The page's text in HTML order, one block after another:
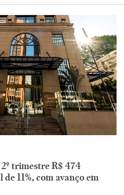
trimestre R$ 474
11%, com avanço em